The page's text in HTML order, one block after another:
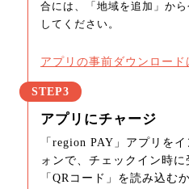
合には、「地域を追加」か
してください。
アプリの事前ダウンロー
STEP3
アプリにチャージ
「region PAY」アプリを
ォンで、チェックイン時
「QRコード」を読み込む